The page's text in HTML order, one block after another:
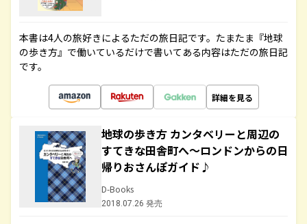
本書は4人の旅好きによるただの旅日記です。たまたま『地球
の歩き方』で働いているだけで書いてある内容はただの旅日記
です。
詳細を見る
地球の歩き方 カンタベリーと周辺の
すてきな田舎町へ～ロンドンからの日
帰りおさんぽガイド♪
D-Books
2018.07.26 発売